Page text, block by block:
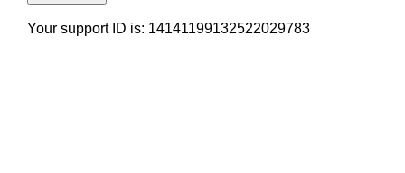
Your support ID is: 14141199132522029783